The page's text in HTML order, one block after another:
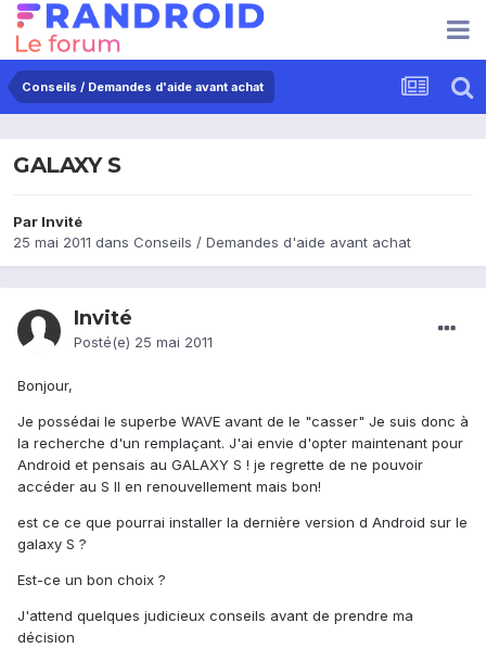
Conseils / Demandes d'aide avant achat
GALAXY S
Par Invité
25 mai 2011 dans Conseils / Demandes d'aide avant achat
Invité
Posté(e) 25 mai 2011
Bonjour,
Je possédai le superbe WAVE avant de le "casser" Je suis donc à
la recherche d'un remplaçant. J'ai envie d'opter maintenant pour
Android et pensais au GALAXY S ! je regrette de ne pouvoir
accéder au S II en renouvellement mais bon!
est ce ce que pourrai installer la dernière version d Android sur le
galaxy S ?
Est-ce un bon choix ?
J'attend quelques judicieux conseils avant de prendre ma
décision